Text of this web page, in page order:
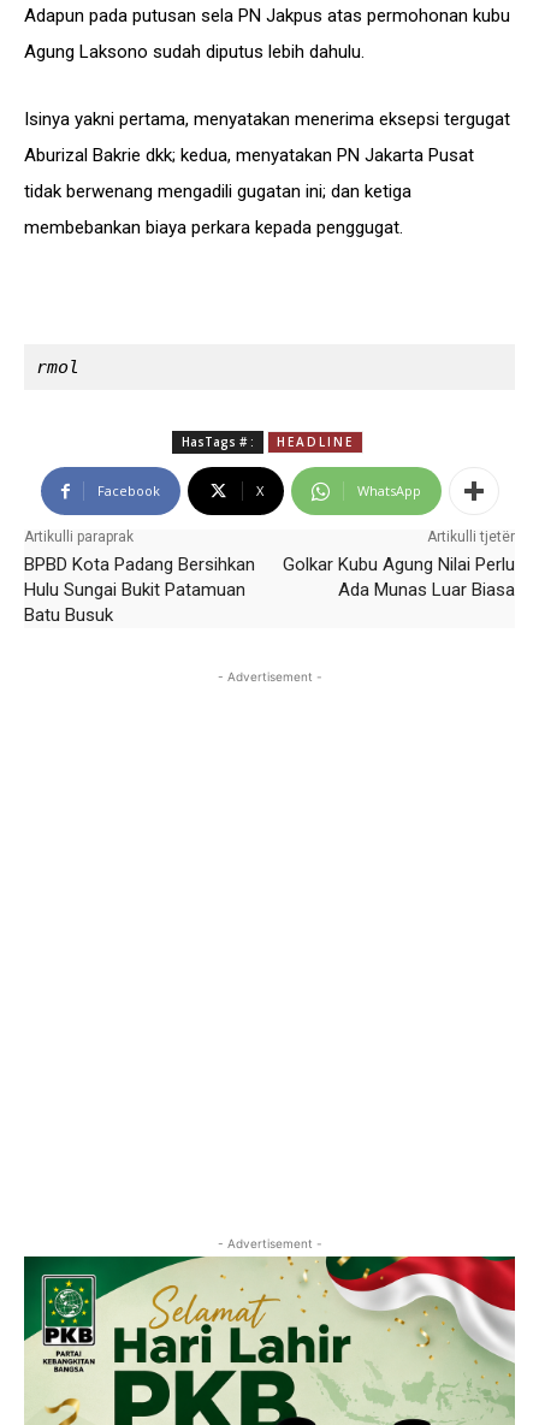
Adapun pada putusan sela PN Jakpus atas permohonan kubu
Agung Laksono sudah diputus lebih dahulu.
Isinya yakni pertama, menyatakan menerima eksepsi tergugat
Aburizal Bakrie dkk; kedua, menyatakan PN Jakarta Pusat
tidak berwenang mengadili gugatan ini; dan ketiga
membebankan biaya perkara kepada penggugat.
rmol
HasTags # : HEADLINE
Facebook X WhatsApp
Artikulli paraprak
BPBD Kota Padang Bersihkan
Hulu Sungai Bukit Patamuan
Batu Busuk
Artikulli tjetër
Golkar Kubu Agung Nilai Perlu
Ada Munas Luar Biasa
- Advertisement -
- Advertisement -